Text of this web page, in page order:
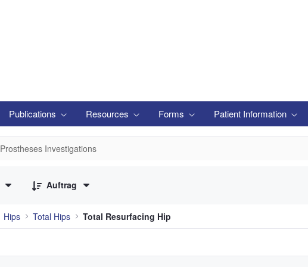
Publications Resources Forms Patient Information
Prostheses Investigations
Auftrag
Hips Total Hips Total Resurfacing Hip